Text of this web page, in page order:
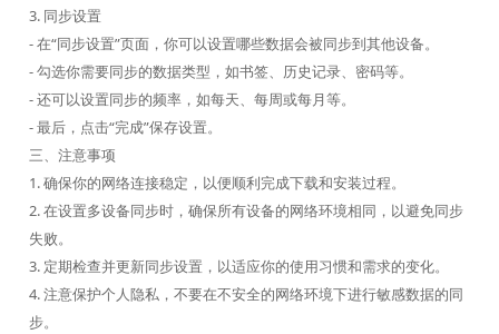
3. 同步设置
- 在“同步设置”页面，你可以设置哪些数据会被同步到其他设备。
- 勾选你需要同步的数据类型，如书签、历史记录、密码等。
- 还可以设置同步的频率，如每天、每周或每月等。
- 最后，点击“完成”保存设置。
三、注意事项
1. 确保你的网络连接稳定，以便顺利完成下载和安装过程。
2. 在设置多设备同步时，确保所有设备的网络环境相同，以避免同步
失败。
3. 定期检查并更新同步设置，以适应你的使用习惯和需求的变化。
4. 注意保护个人隐私，不要在不安全的网络环境下进行敏感数据的同
步。